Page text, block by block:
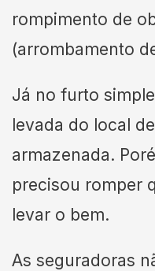
rompimento de
(arrombamento
Já no furto
levada do local
armazenada.
precisou romper
levar o bem.
As seguradoras